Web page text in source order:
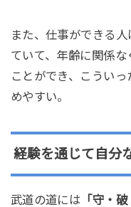
また、仕事ができる
ていて、年齢に関係
ことができ、こうい
めやすい。
経験を通じて自分
武道の道には 「守・破